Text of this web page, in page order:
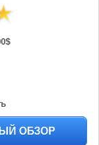
ОБЗОР